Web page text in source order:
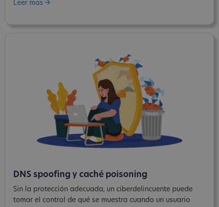
Leer más ->
DNS spoofing y caché poisoning
Sin la protección adecuada, un ciberdelincuente puede
tomar el control de qué se muestra cuando un usuario